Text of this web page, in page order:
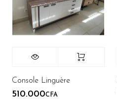
Console Linguère
510.000CFA